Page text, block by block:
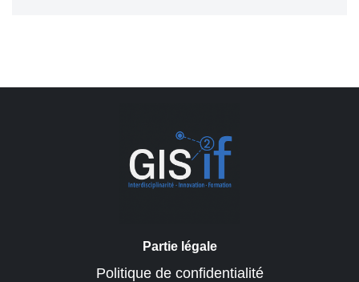
Partie légale
Politique de confidentialité